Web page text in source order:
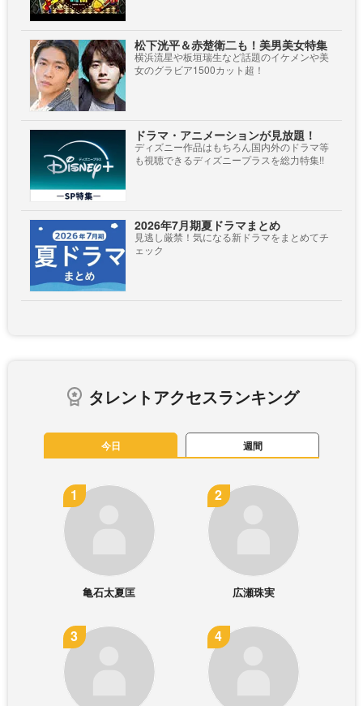
松下洸平＆赤楚衛二も！美男美女特集
横浜流星や板垣瑞生など話題のイケメンや美
女のグラビア1500カット超！
ドラマ・アニメーションが見放題！
ディズニー作品はもちろん国内外のドラマ等
も視聴できるディズニープラスを総力特集!!
2026年7月期夏ドラマまとめ
見逃し厳禁！気になる新ドラマをまとめてチ
ェック
タレントアクセスランキング
今日 週間
亀石太夏匡 広瀬珠実